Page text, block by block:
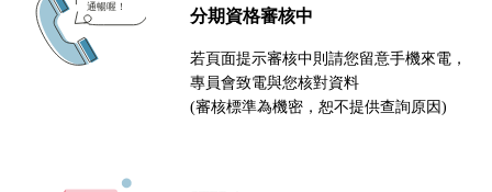
分期資格審核中
若頁面提示審核中則請您留意手機來電，
專員會致電與您核對資料
(審核標準為機密，恕不提供查詢原因)